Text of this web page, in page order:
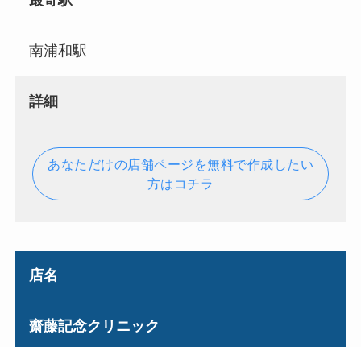
南浦和駅
詳細
あなただけの店舗ページを無料で作成したい
方はコチラ
店名
齋藤記念クリニック